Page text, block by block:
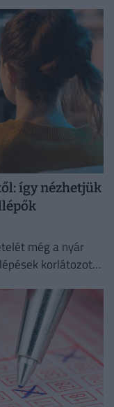
így nézhetjük
még a nyár
korlátozott